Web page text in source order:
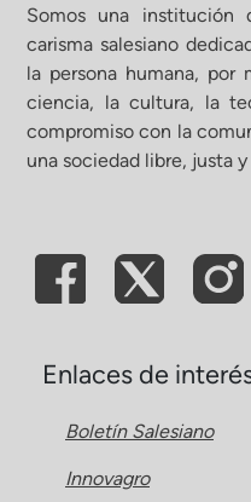
Somos una institución
carisma salesiano
la persona humana, por
ciencia, la cultura, la
compromiso con la
una sociedad libre, justa y
Enlaces de
Boletín Salesiano
Innovagro